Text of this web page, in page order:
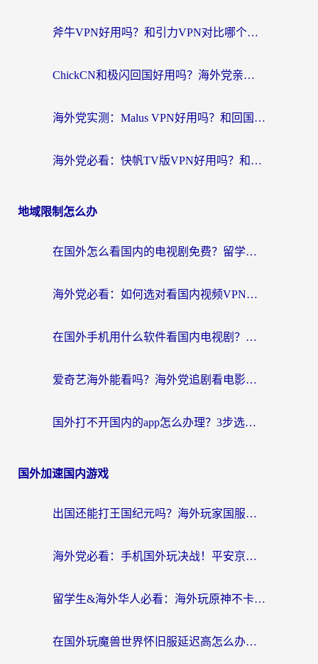
斧牛VPN好用吗？和引力VPN对比哪个回国效果更好？海外党亲测3款加速器+避坑指南
ChickCN和极闪回国好用吗？海外党亲测3款加速器，教你选对不踩坑
海外党实测：Malus VPN好用吗？和回国VPN对比哪个回国效果更好？附真实体验与加速器推荐
海外党必看：快帆TV版VPN好用吗？和豌豆IP VPN对比哪个回国效果更好？附真实体验与选择指南
地域限制怎么办
在国外怎么看国内的电视剧免费？留学生亲测有效的回国加速器选择指南
海外党必看：如何选对看国内视频VPN，轻松解决12123登录难题？
在国外手机用什么软件看国内电视剧？海外党亲测的实用指南
爱奇艺海外能看吗？海外党追剧看电影的终极回国加速器指南
国外打不开国内的app怎么办理？3步选对加速器，刷剧办业务都不愁
国外加速国内游戏
出国还能打王国纪元吗？海外玩家国服游戏畅玩终极指南
海外党必看：手机国外玩决战！平安京加速器推荐——解决延迟卡顿的终极方案
留学生&海外华人必看：海外玩原神不卡顿的秘密——原神加速器选择与使用全攻略
在国外玩魔兽世界怀旧服延迟高怎么办？老玩家亲测有效的加速器选择指南